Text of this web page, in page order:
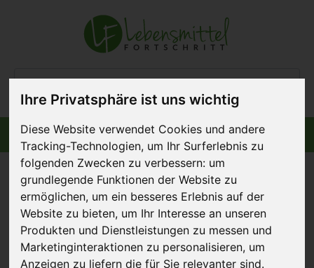
Ihre Privatsphäre ist uns wichtig
Diese Website verwendet Cookies und andere
Tracking-Technologien, um Ihr Surferlebnis zu
folgenden Zwecken zu verbessern: um
grundlegende Funktionen der Website zu
ermöglichen, um ein besseres Erlebnis auf der
Website zu bieten, um Ihr Interesse an unseren
Produkten und Dienstleistungen zu messen und
Marketinginteraktionen zu personalisieren, um
Anzeigen zu liefern die für Sie relevanter sind.
Menü Informiert bleiben
2 neue Mitglieder in
Initiative